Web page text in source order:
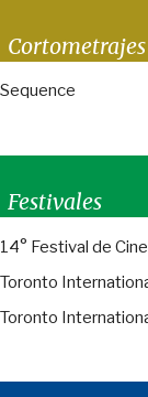
Cortometrajes
Sequence
Festivales
14° Festival de
Toronto
Toronto